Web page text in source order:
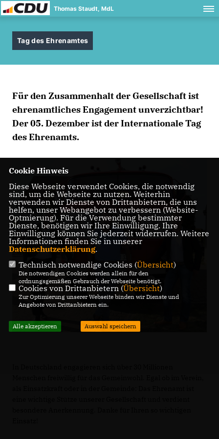
Thomas Staudt, MdL
Tag des Ehrenamtes
Für den Zusammenhalt der Gesellschaft ist
ehrenamtliches Engagement unverzichtbar!
Der 05. Dezember ist der Internationale Tag
des Ehrenamts.
Cookie Hinweis
Diese Webseite verwendet Cookies, die notwendig
sind, um die Webseite zu nutzen. Weiterhin
verwenden wir Dienste von Drittanbietern, die uns
helfen, unser Webangebot zu verbessern (Website-
Optmierung). Für die Verwendung bestimmter
Dienste, benötigen wir Ihre Einwilligung. Ihre
Einwilligung können Sie jederzeit widerrufen. Weitere
Informationen finden Sie in unserer
Datenschutzerklärung.
Technisch notwendige Cookies (Übersicht)
Die notwendigen Cookies werden allein für den
ordnungsgemäßen Gebrauch der Webseite benötigt.
Cookies von Drittanbietern (Übersicht)
Zur Optimierung unserer Webseite binden wir Dienste und
Angebote von Drittanbietern ein.
Alle akzeptieren Auswahl speichern